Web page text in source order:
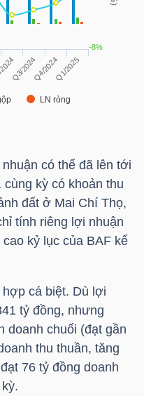
có thể đã lên tới
kỳ có khoản thu
đất ở Mai Chí Thọ,
tính riêng lợi nhuận
kỷ lục của BAF kể
cá biệt. Dù lợi
tỷ đồng, nhưng
doanh chuối (đạt gần
thu thuần, tăng
76 tỷ đồng doanh